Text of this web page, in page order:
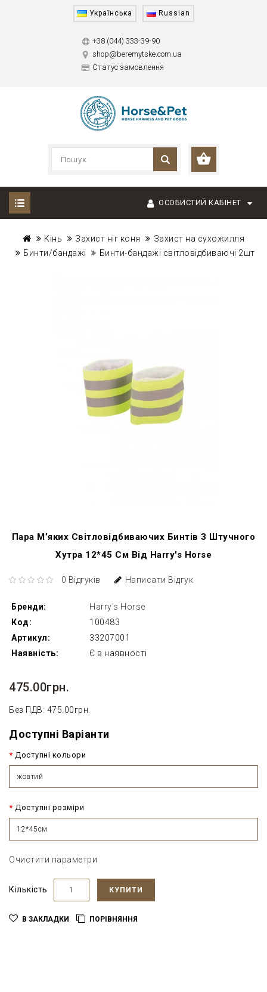
Українська Russian
+38 (044) 333-39-90
shop@beremytske.com.ua
Статус замовлення
ОСОБИСТИЙ КАБІНЕТ
Кінь Захист ніг коня
Захист на сухожилля
Бинти/бандажі
Бинти-бандажі світловідбиваючі 2шт
Пара М’яких Світловідбиваючих Бинтів З Штучного
Хутра 12*45 См Від Harry's Horse
0 Відгуків Написати Відгук
Бренди:
Harry's Horse
Код:
100483
Артикул:
33207001
Наявність:
Є в наявності
475.00грн.
Без ПДВ: 475.00грн.
Доступні Варіанти
Доступні кольори
жовтий
Доступні розміри
12*45см
Очистити параметри
Кількість КУПИТИ
В ЗАКЛАДКИ ПОРІВНЯННЯ